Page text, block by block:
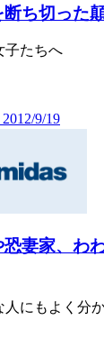
断ち切った
子たちへ
2012/9/19
妻家、わ
人にもよく分